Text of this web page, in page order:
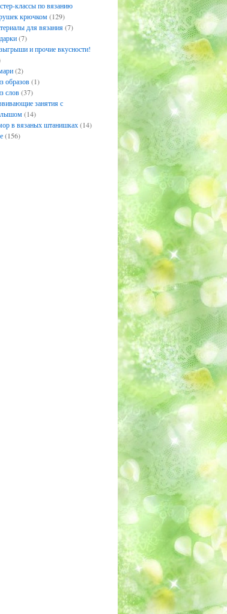
классы по вязанию
крючком(129)
для вязания(7)
(7)
и прочие вкусности!
(2)
образов(1)
слов(37)
занятия с
(14)
в вязаных штанишках(14)
(156)